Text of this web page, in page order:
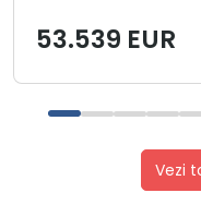
53.539 EUR
Vezi